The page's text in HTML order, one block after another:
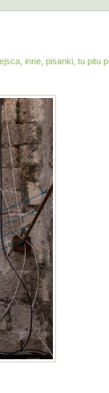
inne pisanki, tu pitu